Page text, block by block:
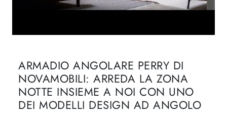
ARMADIO ANGOLARE PERRY DI
NOVAMOBILI: ARREDA LA ZONA
NOTTE INSIEME A NOI CON UNO
DEI MODELLI DESIGN AD ANGOLO